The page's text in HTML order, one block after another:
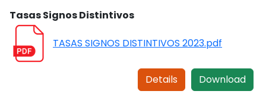
Tasas Signos Distintivos
TASAS SIGNOS DISTINTIVOS 2023.pdf
Download
Details